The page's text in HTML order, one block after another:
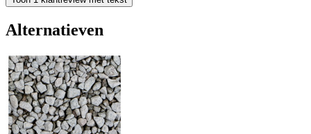
Alternatieven